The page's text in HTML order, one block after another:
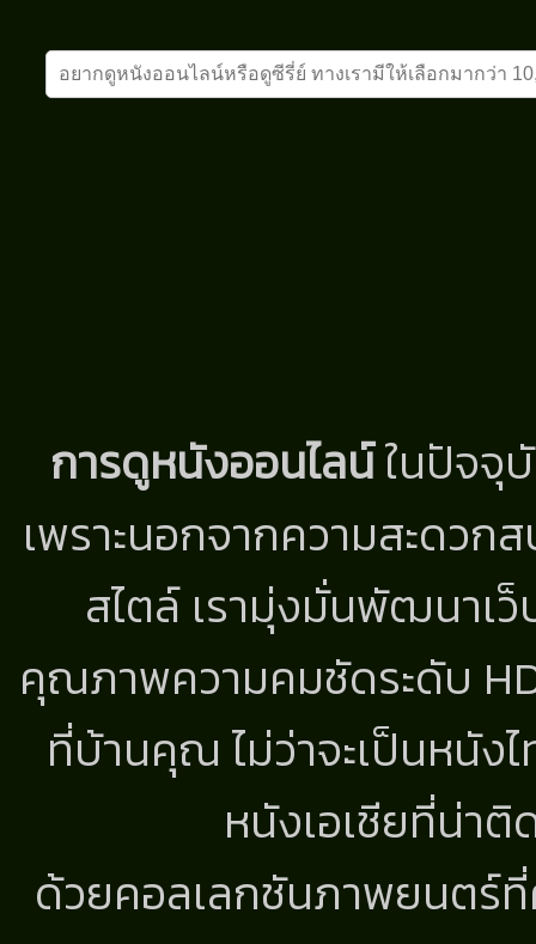
การดูหนังออนไลน์ในปัจจุ
เพราะนอกจากความสะดว
สไตล์ เรามุ่งมั่นพัฒนาเ
คุณภาพความคมชัดระดับ
ที่บ้านคุณ ไม่ว่าจะเป็นหนั
หนังเอเชียที่น่า
ด้วยคอลเลกชันภาพยนตร์